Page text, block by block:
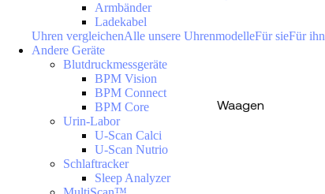
Waagen
Armbänder
Ladekabel
Uhren vergleichenAlle unsere UhrenmodelleFür sieFür ihn
Andere Geräte
Blutdruckmessgeräte
BPM Vision
BPM Connect
BPM Core
Urin-Labor
U-Scan Calci
U-Scan Nutrio
Schlaftracker
Sleep Analyzer